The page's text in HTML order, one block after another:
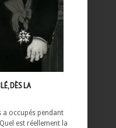
DÈS LA
a occupés pendant
est réellement la